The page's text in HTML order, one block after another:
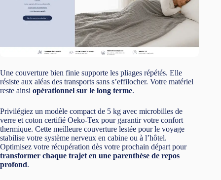
Une couverture bien finie supporte les pliages répétés. Elle
résiste aux aléas des transports sans s’effilocher. Votre matériel
reste ainsi opérationnel sur le long terme.
Privilégiez un modèle compact de 5 kg avec microbilles de
verre et coton certifié Oeko-Tex pour garantir votre confort
thermique. Cette meilleure couverture lestée pour le voyage
stabilise votre système nerveux en cabine ou à l’hôtel.
Optimisez votre récupération dès votre prochain départ pour
transformer chaque trajet en une parenthèse de repos
profond.